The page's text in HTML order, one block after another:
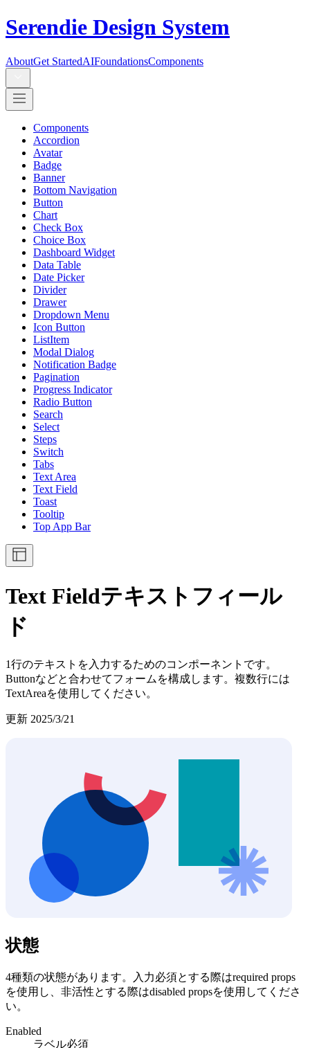
Serendie Design System
AboutGet StartedAIFoundationsComponents
Components
Accordion
Avatar
Badge
Banner
Bottom Navigation
Button
Chart
Check Box
Choice Box
Dashboard Widget
Data Table
Date Picker
Divider
Drawer
Dropdown Menu
Icon Button
ListItem
Modal Dialog
Notification Badge
Pagination
Progress Indicator
Radio Button
Search
Select
Steps
Switch
Tabs
Text Area
Text Field
Toast
Tooltip
Top App Bar
Text Fieldテキストフィール
ド
1行のテキストを入力するためのコンポーネントです。
Buttonなどと合わせてフォームを構成します。複数行には
TextAreaを使用してください。
更新 2025/3/21
状態
4種類の状態があります。入力必須とする際はrequired props
を使用し、非活性とする際はdisabled propsを使用してくださ
い。
Enabled
ラベル必須